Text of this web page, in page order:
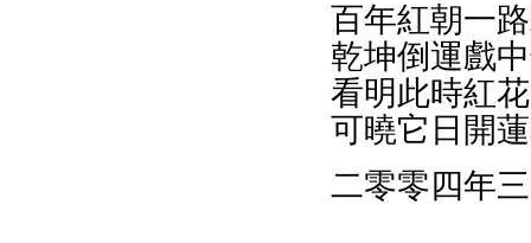
百年紅朝一
乾坤倒運戲
看明此時紅
可曉它日開
二零零四年